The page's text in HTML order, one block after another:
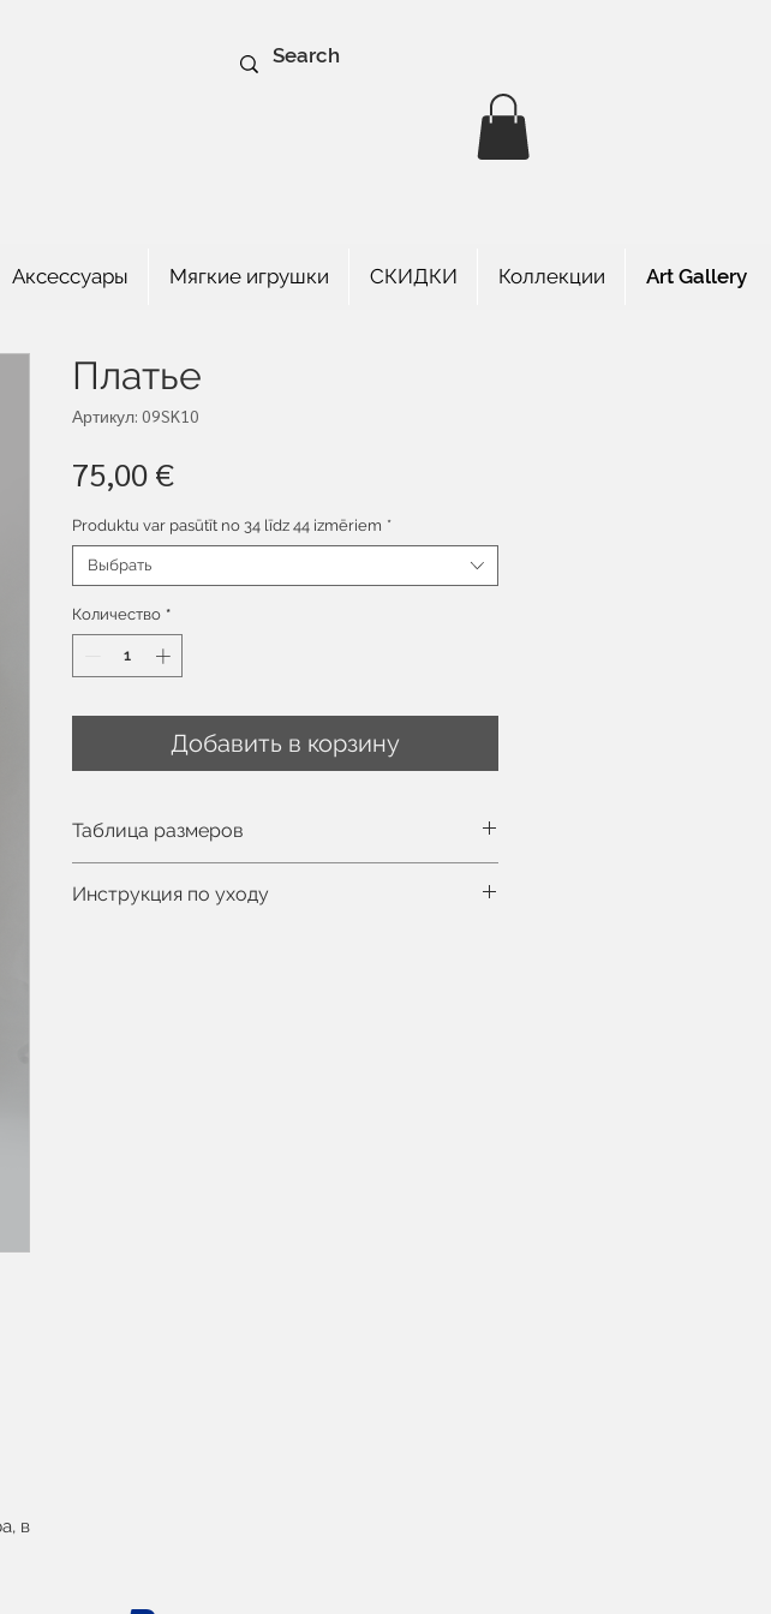
Аксессуары Мягкие игрушки СКИДКИ Коллекции Art Gallery
в
Платье
Артикул: 09SK10
75,00 €Цена
Produktu var pasūtīt no 34 līdz 44 izmēriem *
Выбрать
Количество *
Добавить в корзину
Таблица размеров
Рост модели 175см, на ней EU 36 размер
Инструкция по уходу